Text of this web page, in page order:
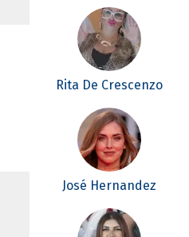
Rita De Crescenzo
José Hernandez